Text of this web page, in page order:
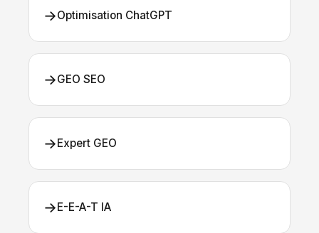
→Optimisation ChatGPT
→GEO SEO
→Expert GEO
→E-E-A-T IA